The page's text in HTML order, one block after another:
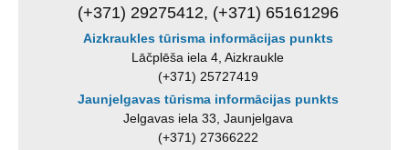
(+371) 29275412, (+371) 65161296
Aizkraukles tūrisma informācijas punkts
Lāčplēša iela 4, Aizkraukle
(+371) 25727419
Jaunjelgavas tūrisma informācijas punkts
Jelgavas iela 33, Jaunjelgava
(+371) 27366222